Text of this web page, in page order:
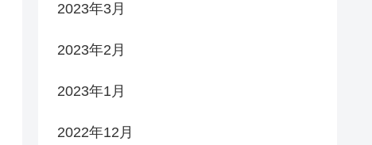
2023年3月
2023年2月
2023年1月
2022年12月